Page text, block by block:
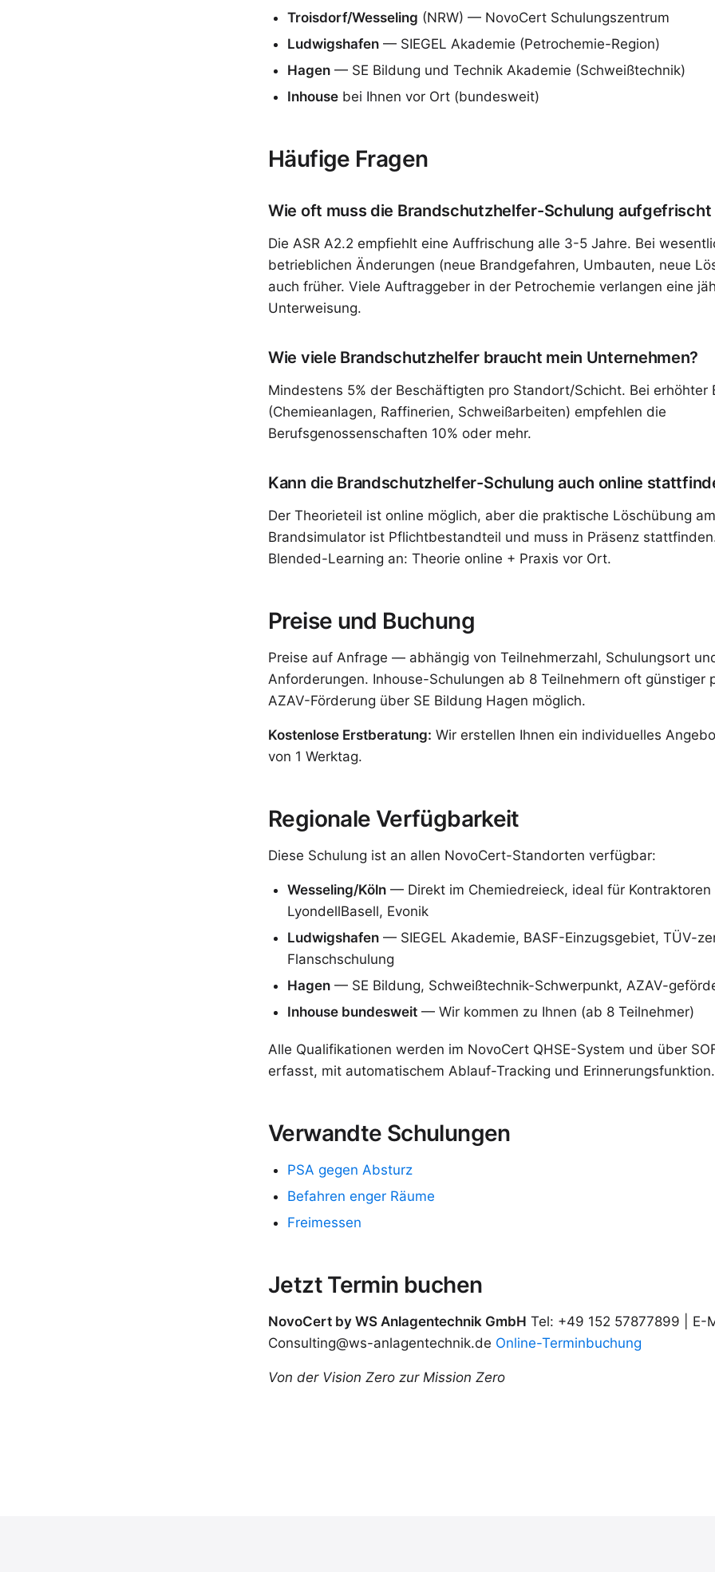
Troisdorf/Wesseling (NRW) — NovoCert Schulungszentrum
Ludwigshafen — SIEGEL Akademie (Petrochemie-Region)
Hagen — SE Bildung und Technik Akademie (Schweißtechnik)
Inhouse bei Ihnen vor Ort (bundesweit)
Häufige Fragen
Wie oft muss die Brandschutzhelfer-Schulung
Die ASR A2.2 empfiehlt eine Auffrischung alle 3-5 Jahre. Bei
betrieblichen Änderungen (neue Brandgefahren, Umbauten, neue
auch früher. Viele Auftraggeber in der Petrochemie verlangen eine
Unterweisung.
Wie viele Brandschutzhelfer braucht mein Unternehmen?
Mindestens 5% der Beschäftigten pro Standort/Schicht. Bei erhöhter
(Chemieanlagen, Raffinerien, Schweißarbeiten) empfehlen die
Berufsgenossenschaften 10% oder mehr.
Kann die Brandschutzhelfer-Schulung auch online
Der Theorieteil ist online möglich, aber die praktische Löschübung am
Brandsimulator ist Pflichtbestandteil und muss in Präsenz
Blended-Learning an: Theorie online + Praxis vor Ort.
Preise und Buchung
Preise auf Anfrage — abhängig von Teilnehmerzahl, Schulungsort
Anforderungen. Inhouse-Schulungen ab 8 Teilnehmern oft günstiger
AZAV-Förderung über SE Bildung Hagen möglich.
Kostenlose Erstberatung: Wir erstellen Ihnen ein individuelles
von 1 Werktag.
Regionale Verfügbarkeit
Diese Schulung ist an allen NovoCert-Standorten verfügbar:
Wesseling/Köln — Direkt im Chemiedreieck, ideal für Kontraktoren
LyondellBasell, Evonik
Ludwigshafen — SIEGEL Akademie, BASF-Einzugsgebiet, TÜV-
Flanschschulung
Hagen — SE Bildung, Schweißtechnik-Schwerpunkt, AZAV-
Inhouse bundesweit — Wir kommen zu Ihnen (ab 8 Teilnehmer)
Alle Qualifikationen werden im NovoCert QHSE-System und über
erfasst, mit automatischem Ablauf-Tracking und Erinnerungsfunktion.
Verwandte Schulungen
PSA gegen Absturz
Befahren enger Räume
Freimessen
Jetzt Termin buchen
NovoCert by WS Anlagentechnik GmbH Tel: +49 152 57877899 | E-
Consulting@ws-anlagentechnik.de Online-Terminbuchung
Von der Vision Zero zur Mission Zero